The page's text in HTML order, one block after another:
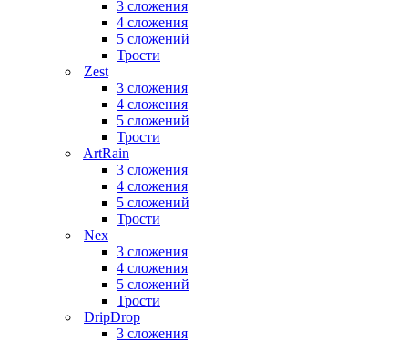
3 сложения
4 сложения
5 сложений
Трости
Zest
3 сложения
4 сложения
5 сложений
Трости
ArtRain
3 сложения
4 сложения
5 сложений
Трости
Nex
3 сложения
4 сложения
5 сложений
Трости
DripDrop
3 сложения